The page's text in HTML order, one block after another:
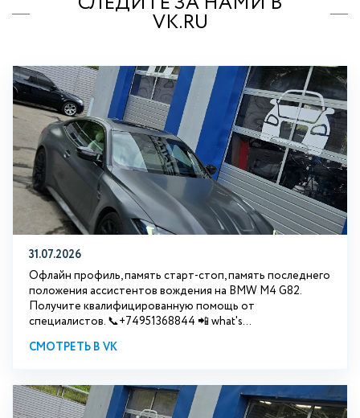
VK.RU
31.07.2026
Офлайн профиль, память старт-стоп, память последнего
положения ассистентов вождения на BMW М4 G82.
Получите квалифицированную помощь от
специалистов. 📞+74951368844 📲 what's...
СМОТРЕТЬ В VK